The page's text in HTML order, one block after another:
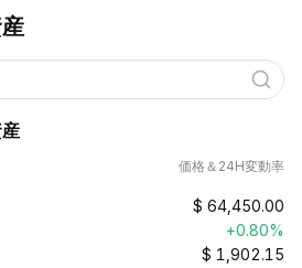
価格＆24H変動率
$ 64,450.00
+0.80%
$ 1,902.15